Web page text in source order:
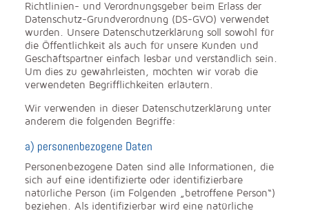
Richtlinien- und Verordnungsgeber beim Erlass der
Datenschutz-Grundverordnung (DS-GVO) verwendet
wurden. Unsere Datenschutzerklärung soll sowohl für
die Öffentlichkeit als auch für unsere Kunden und
Geschäftspartner einfach lesbar und verständlich sein.
Um dies zu gewährleisten, möchten wir vorab die
verwendeten Begrifflichkeiten erläutern.
Wir verwenden in dieser Datenschutzerklärung unter
anderem die folgenden Begriffe:
a) personenbezogene Daten
Personenbezogene Daten sind alle Informationen, die
sich auf eine identifizierte oder identifizierbare
natürliche Person (im Folgenden „betroffene Person“)
beziehen. Als identifizierbar wird eine natürliche